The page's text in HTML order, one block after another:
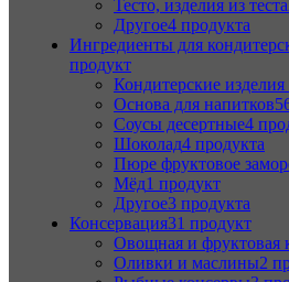
Тесто, изделия из теста
Другое4 продукта
Ингредиенты для
продукт
Кондитерские
Основа для напитков
Соусы десертные4
Шоколад4 продукта
Пюре фруктовое
Мёд1 продукт
Другое3 продукта
Консервация31 продукт
Овощная и фруктовая
Оливки и маслины2